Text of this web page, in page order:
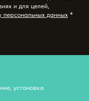
и для целей,
персональных данных *
установка